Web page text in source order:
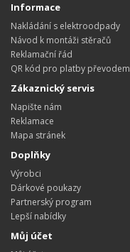
Informace
Nakládání s elektroodpady
Návod k montáži stěračů
Reklamační řád
QR kód pro platby převodem
Zákaznický servis
Napište nám
Reklamace
Mapa stránek
Doplňky
Výrobci
Dárkové poukazy
Partnerský program
Lepší nabídky
Můj účet